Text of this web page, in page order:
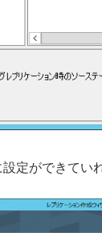
定ができてい